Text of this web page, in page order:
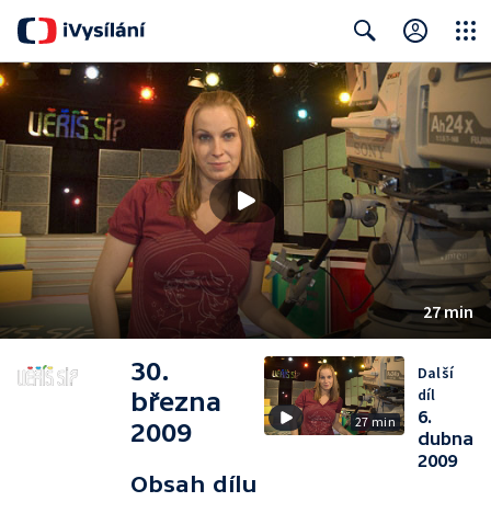
Search Close
27 min
30.
března
2009
Obsah dílu
27 min
Další
díl
6.
dubna
2009